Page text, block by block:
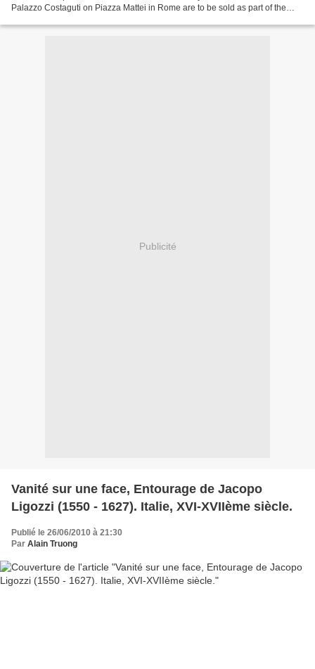
Palazzo Costaguti on Piazza Mattei in Rome are to be sold as part of the
Publicité
Vanité sur une face, Entourage de Jacopo
Ligozzi (1550 - 1627). Italie, XVI-XVIIème siècle.
Publié le 26/06/2010 à 21:30
Par Alain Truong